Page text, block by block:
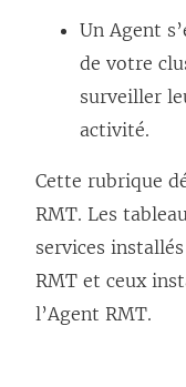
Un Agent
de votre
surveiller
activité.
Cette rubrique
RMT. Les
services
RMT et ceux
l’Agent RMT.